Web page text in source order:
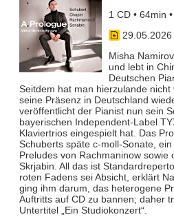
1 CD • 64min
29.05.2026
Misha
und lebt in
Deutschen
Seitdem hat man hierzulande
seine Präsenz in Deutschland
veröffentlicht der Pianist nun sein
bayerischen Independent-Label
Klaviertrios eingespielt hat. Das
Schuberts späte c-moll-Sonate,
Preludes von Rachmaninow sowie
Skrjabin. All das ist
roten Fadens sei Absicht, erklärt
ging ihm darum, das heterogene
Auftritts auf CD zu bannen; daher
Untertitel „Ein Studiokonzert“.